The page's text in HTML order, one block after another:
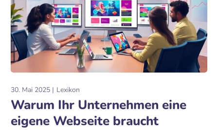
30. Mai 2025 Lexikon
Warum Ihr Unternehmen eine
eigene Webseite braucht